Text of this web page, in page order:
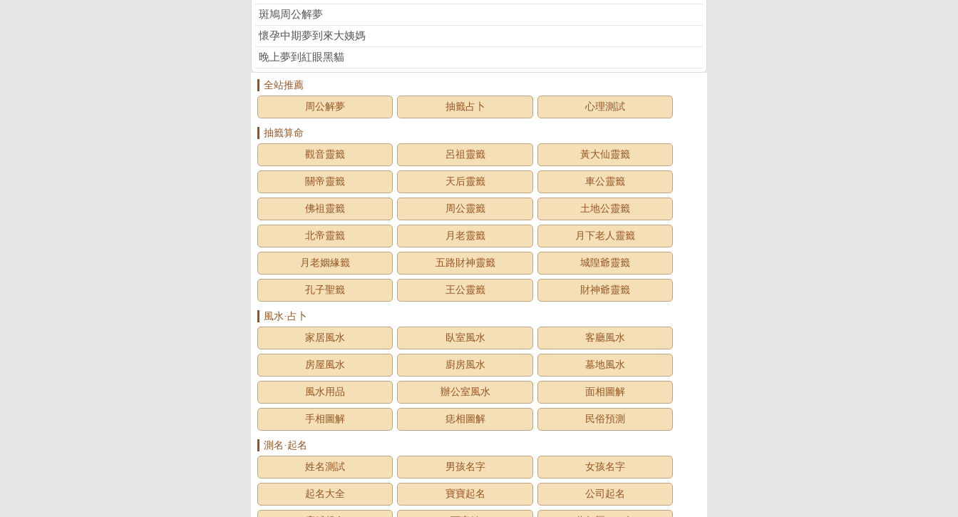
斑鳩周公解夢
懷孕中期夢到來大姨媽
晚上夢到紅眼黑貓
全站推薦
周公解夢
抽籤占卜 心理測試
抽籤算命
觀音靈籤
呂祖靈籤 黃大仙靈籤
關帝靈籤 天后靈籤 車公靈籤
佛祖靈籤 周公靈籤 土地公靈籤
北帝靈籤 月老靈籤 月下老人靈籤
月老姻緣籤 五路財神靈籤 城隍爺靈籤
孔子聖籤 王公靈籤 財神爺靈籤
風水·占卜
家居風水
臥室風水 客廳風水
房屋風水 廚房風水 墓地風水
風水用品 辦公室風水 面相圖解
手相圖解 痣相圖解 民俗預測
測名·起名
姓名測試
男孩名字 女孩名字
起名大全 寶寶起名 公司起名